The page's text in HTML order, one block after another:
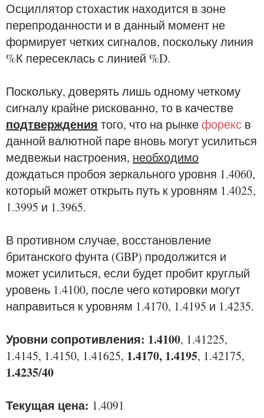
Осциллятор стохастик находится в зоне
перепроданности и в данный момент не
формирует четких сигналов, поскольку линия
%К пересеклась с линией %D.
Поскольку, доверять лишь одному четкому
сигналу крайне рискованно, то в качестве
подтверждения того, что на рынкефорекс в
данной валютной паре вновь могут усилиться
медвежьи настроения, необходимо
дождаться пробоя зеркального уровня 1.4060,
который может открыть путь к уровням 1.4025,
1.3995 и 1.3965.
В противном случае, восстановление
британского фунта (GBP) продолжится и
может усилиться, если будет пробит круглый
уровень 1.4100, после чего котировки могут
направиться к уровням 1.4170, 1.4195 и 1.4235.
Уровни сопротивления: 1.4100, 1.41225,
1.4145, 1.4150, 1.41625, 1.4170, 1.4195, 1.42175,
1.4235/40
Текущая цена: 1.4091